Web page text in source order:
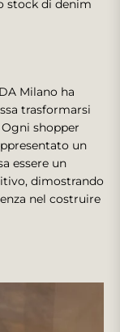
stock di denim
Milano ha
trasformarsi
shopper
un
essere un
dimostrando
nel costruire